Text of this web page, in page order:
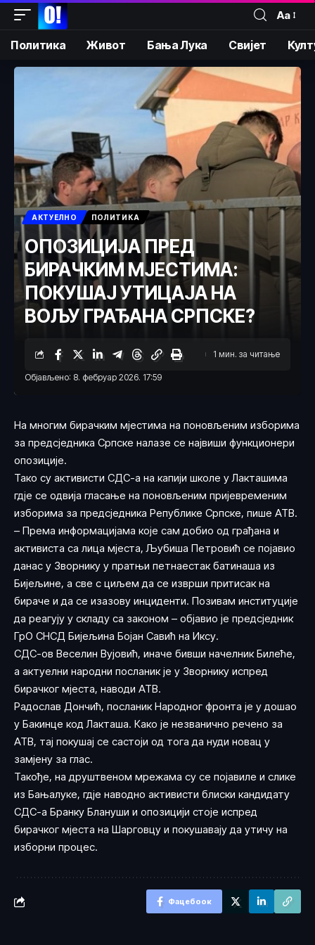
Аа
Политика Живот Бања Лука Свијет
АКТУЕЛНО ПОЛИТИКА
ОПОЗИЦИЈА ПРЕД
БИРАЧКИМ МЈЕСТИМА:
ПОКУШАЈ УТИЦАЈА НА
ВОЉУ ГРАЂАНА СРПСКЕ?
Објављено: 8. фебруар 2026. 17:59
1 мин. за читање
На многим бирачким мјестима на поновљеним изборима
за предсједника Српске налазе се највиши функционери
опозиције.
Тако су активисти СДС-а на капији школе у Лакташима
гдје се одвија гласање на поновљеним пријевременим
изборима за предсједника Републике Српске, пише АТВ.
– Према информацијама које сам добио од грађана и
активиста са лица мјеста, Љубиша Петровић се појавио
данас у Зворнику у пратњи петнаестак батинаша из
Бијељине, а све с циљем да се изврши притисак на
бираче и да се изазову инциденти. Позивам институције
да реагују у складу са законом – објавио је предсједник
ГрО СНСД Бијељина Бојан Савић на Иксу.
СДС-ов Веселин Вујовић, иначе бивши начелник Билеће,
а актуелни народни посланик је у Зворнику испред
бирачког мјеста, наводи АТВ.
Радослав Дончић, посланик Народног фронта је у дошао
у Бакинце код Лакташа. Како је незванично речено за
АТВ, тај покушај се састоји од тога да нуди новац у
замјену за глас.
Такође, на друштвеном мрежама су се појавиле и слике
из Бањалуке, гдје наводно активисти блиски кандидату
СДС-а Бранку Блануши и опозицији стоје испред
бирачког мјеста на Шарговцу и покушавају да утичу на
изборни процес.
Фацебоок